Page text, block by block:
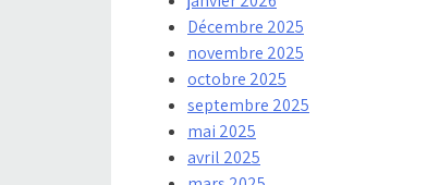
Décembre 2025
novembre 2025
octobre 2025
septembre 2025
mai 2025
avril 2025